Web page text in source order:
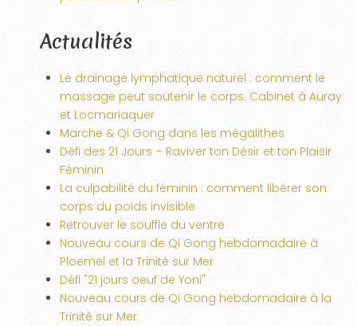
Actualités
Le drainage lymphatique naturel : comment le
massage peut soutenir le corps. Cabinet à Auray
et Locmariaquer
Marche & Qi Gong dans les mégalithes
Défi des 21 Jours – Raviver ton Désir et ton Plaisir
Féminin
La culpabilité du féminin : comment libérer son
corps du poids invisible
Retrouver le souffle du ventre
Nouveau cours de Qi Gong hebdomadaire à
Ploemel et la Trinité sur Mer
Défi "21 jours oeuf de Yoni"
Nouveau cours de Qi Gong hebdomadaire à la
Trinité sur Mer